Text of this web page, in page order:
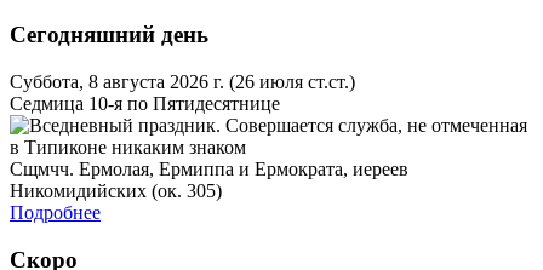
Сегодняшний день
Суббота, 8 августа 2026 г. (26 июля ст.ст.)
Седмица 10-я по Пятидесятнице
Сщмчч. Ермолая, Ермиппа и Ермократа, иереев
Никомидийских (ок. 305)
Подробнее
Скоро